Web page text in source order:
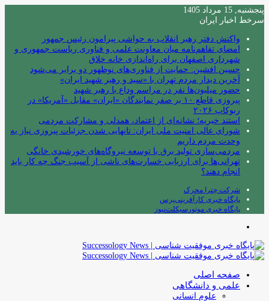
پنجشنبه, 15 مرداد 1405
سرخط اخبار ایران
واکنش دفتر رهبر انقلاب به حواشی پیرامون رئیس جمهور
امضای تفاهم‌نامه میان معاونت علمی و فناوری ریاست جمهوری و
شهرداری اصفهان برای راه‌اندازی خانه خلاق
حسین افشین: حمایت از فناوری‌های نوظهور دو برابر می‌شود
آخرین دیدار مردم تهران با «سید و رهبر شهید ایران»
حضور میلیون‌ها نفر در مراسم وداع با رهبر شهید
پیروزی قاطع ۱۰ بر صفر نمایندگان «ایران» مقابل «آمریکا» در
ربوکاپ ۲۰۲۶
استند خیریه؛ نشانه‌ای از اعتماد، همدلی و مشارکت مردمی
شورای عالی امنیت ملی ایران: تانهایی شدن جزئیات پیروزی نیاز به
وحدت مردم داریم
مردمی‌سازی تولید برق با توسعه نیروگاه‌های خورشیدی خانگی
تهرانی‌ها برای ارزیابی خسارت‌های ناشی از آسیب جنگ چه کار باید
انجام دهند؟
شرکت چترا محرک
پایگاه خبری کارآفرینی‌پرس
پایگاه خبری موتورسیکلت‌نیوز
صفحه اصلی
علمی و دانشگاهی
علوم انسانی